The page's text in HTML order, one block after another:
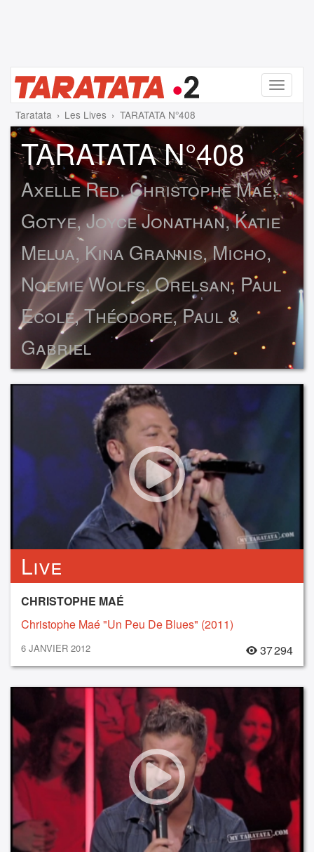
Menu
Taratata Les Lives TARATATA N°408
TARATATA N°408
Axelle Red, Christophe Maé,
Gotye, Joyce Jonathan, Katie
Melua, Kina Grannis, Micho,
Noemie Wolfs, Orelsan, Paul
Ecole, Théodore, Paul &
Gabriel
Live
CHRISTOPHE MAÉ
Christophe Maé "Un Peu De Blues" (2011)
6 JANVIER 2012 37 294